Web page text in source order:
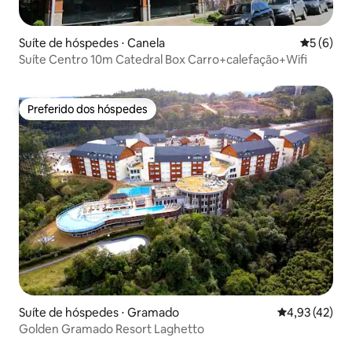
Suíte de hóspedes ⋅ Canela 5 de
5 (6)
Suíte Centro 10m Catedral Box Carro+calefação+Wifi
Preferido dos hóspedes
Preferido dos hóspedes
Suíte de hóspedes ⋅ Gramado 4,93 de uma
4,93 (42)
Golden Gramado Resort Laghetto